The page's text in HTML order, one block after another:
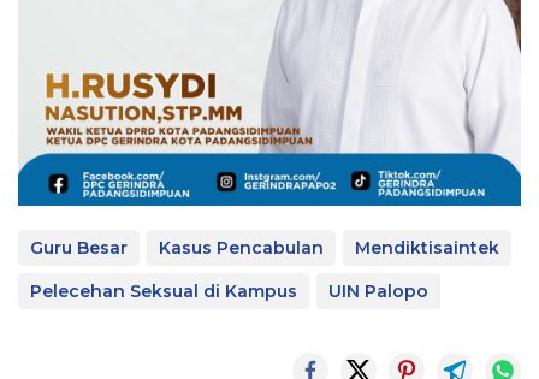
Guru Besar Kasus Pencabulan
Mendiktisaintek
Pelecehan Seksual di Kampus
UIN Palopo